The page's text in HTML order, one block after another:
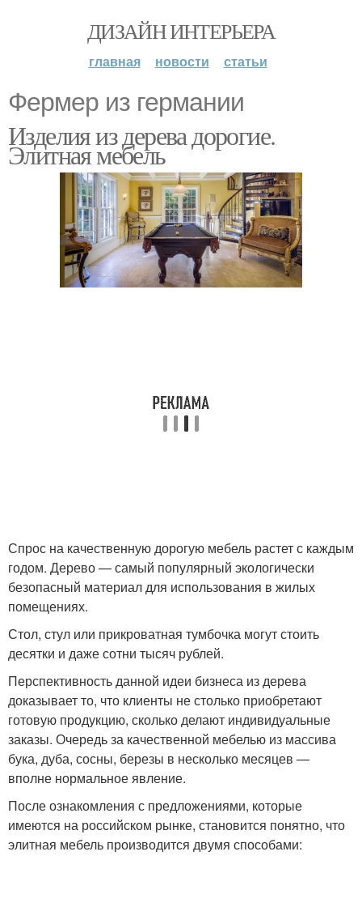
ДИЗАЙН ИНТЕРЬЕРА
главная новости статьи
Фермер из германии
Изделия из дерева дорогие.
Элитная мебель
Спрос на качественную дорогую мебель растет с каждым
годом. Дерево — самый популярный экологически
безопасный материал для использования в жилых
помещениях.
Стол, стул или прикроватная тумбочка могут стоить
десятки и даже сотни тысяч рублей.
Перспективность данной идеи бизнеса из дерева
доказывает то, что клиенты не столько приобретают
готовую продукцию, сколько делают индивидуальные
заказы. Очередь за качественной мебелью из массива
бука, дуба, сосны, березы в несколько месяцев —
вполне нормальное явление.
После ознакомления с предложениями, которые
имеются на российском рынке, становится понятно, что
элитная мебель производится двумя способами: